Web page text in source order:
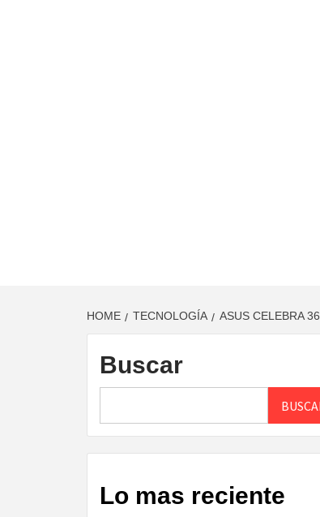
HOME TECNOLOGÍA ASUS CELEBRA
Buscar
Lo mas reciente